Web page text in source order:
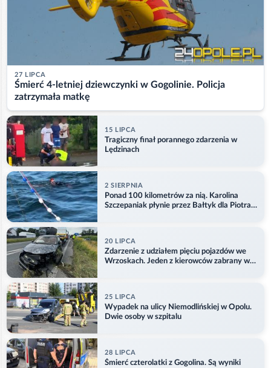
27 LIPCA
Śmierć 4-letniej dziewczynki w Gogolinie. Policja
zatrzymała matkę
15 LIPCA
Tragiczny finał porannego zdarzenia w
Lędzinach
2 SIERPNIA
Ponad 100 kilometrów za nią. Karolina
Szczepaniak płynie przez Bałtyk dla Piotra.
20 LIPCA
Zdarzenie z udziałem pięciu pojazdów we
Wrzoskach. Jeden z kierowców zabrany w
25 LIPCA
Wypadek na ulicy Niemodlińskiej w Opolu.
Dwie osoby w szpitalu
28 LIPCA
Śmierć czterolatki z Gogolina. Są wyniki